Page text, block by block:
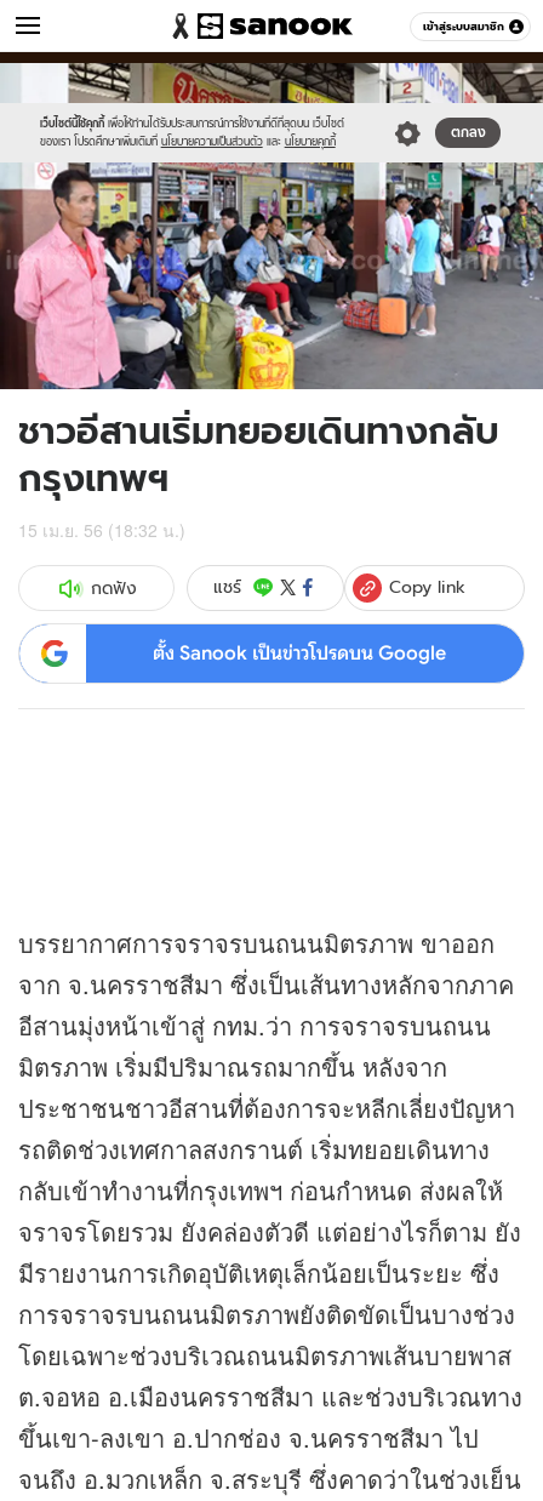
เข้าสู่ระบบสมาชิก
ข่าว หมวดอื่นๆ
เว็บไซต์นี้ใช้คุกกี้ เพื่อให้ท่านได้รับประสบการณ์การใช้งานที่ดีที่สุดบน เว็บไซต์
ของเรา โปรดศึกษาเพิ่มเติมที่ นโยบายความเป็นส่วนตัว และ นโยบายคุกกี้
ตกลง
Sanook
//s.isanook.com/sr/0/images/logo-
sanook.png
//s.isanook.com/ns/0/ud/236/1180611/446896-
01.jpg
ชาวอีสานเริ่มทยอยเดินทางกลับ
กรุงเทพฯ
15 เม.ย. 56 (18:32 น.)
กดฟัง แชร์ Copy link
ตั้ง Sanook เป็นข่าวโปรดบน Google
บรรยากาศการจราจรบนถนนมิตรภาพ ขาออก
จาก จ.นครราชสีมา ซึ่งเป็นเส้นทางหลักจากภาค
อีสานมุ่งหน้าเข้าสู่ กทม.ว่า การจราจรบนถนน
มิตรภาพ เริ่มมีปริมาณรถมากขึ้น หลังจาก
ประชาชนชาวอีสานที่ต้องการจะหลีกเลี่ยงปัญหา
รถติดช่วงเทศกาลสงกรานต์ เริ่มทยอยเดินทาง
กลับเข้าทำงานที่กรุงเทพฯ ก่อนกำหนด ส่งผลให้
จราจรโดยรวม ยังคล่องตัวดี แต่อย่างไรก็ตาม ยัง
มีรายงานการเกิดอุบัติเหตุเล็กน้อยเป็นระยะ ซึ่ง
การจราจรบนถนนมิตรภาพยังติดขัดเป็นบางช่วง
โดยเฉพาะช่วงบริเวณถนนมิตรภาพเส้นบายพาส
ต.จอหอ อ.เมืองนครราชสีมา และช่วงบริเวณทาง
ขึ้นเขา-ลงเขา อ.ปากช่อง จ.นครราชสีมา ไป
จนถึง อ.มวกเหล็ก จ.สระบุรี ซึ่งคาดว่าในช่วงเย็น